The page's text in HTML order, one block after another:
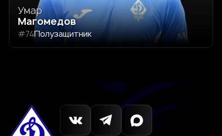
Умар
Магомедов
#74Полузащитник